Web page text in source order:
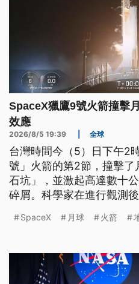
SpaceX獵鷹9號火箭撞擊
效應
2026/8/5 19:39 全球
台灣時間今（5）日下午2
號」火箭的第2節，撞擊
石坑」，並激起高達數十
碎屑。科學家在進行觀測
性，做更廣泛的評估。
SpaceX 月球 火箭